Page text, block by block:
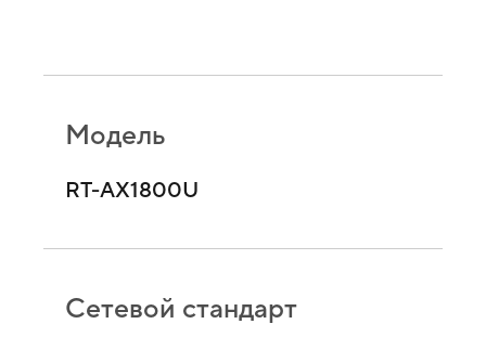
Модель
RT-AX1800U
Сетевой стандарт